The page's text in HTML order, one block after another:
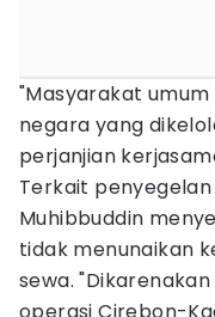
"Masyarakat
negara yang
perjanjian
Terkait
Muhibbuddin
tidak menunaikan
sewa.